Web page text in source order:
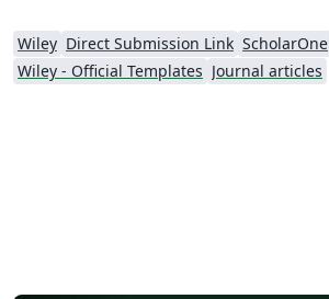
Wiley Direct Submission Link ScholarOne
Wiley - Official Templates Journal articles